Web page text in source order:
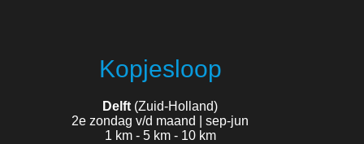
Kopjesloop
Delft (Zuid-Holland)
2e zondag v/d maand | sep-jun
1 km - 5 km - 10 km